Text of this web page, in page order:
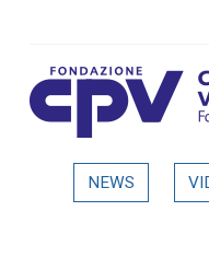
Super
NEWS